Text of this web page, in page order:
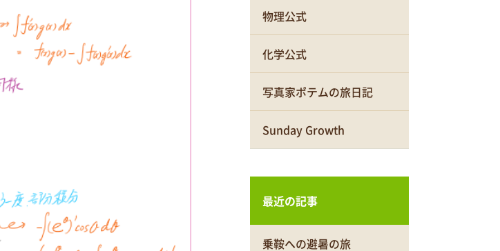
物理公式
化学公式
写真家ポテムの旅日記
Sunday Growth
最近の記事
乗鞍への避暑の旅